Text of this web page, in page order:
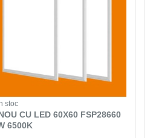
stoc
CU LED 60X60 FSP28660
6500K